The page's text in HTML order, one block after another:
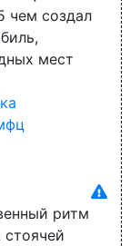
чем создал
мест
ритм